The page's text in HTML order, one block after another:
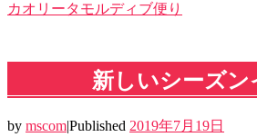
カオリータモルディブ便り
新しいシーズン
by mscom|Published 2019年7月19日